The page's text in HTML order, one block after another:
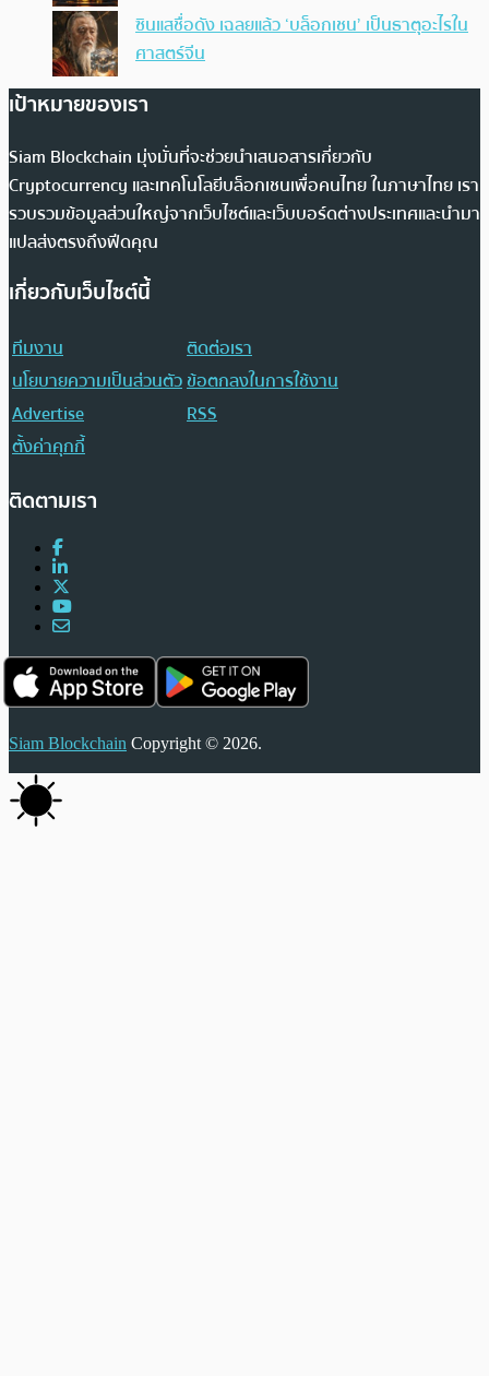
ซินแสชื่อดัง เฉลยแล้ว ‘บล็อกเชน’ เป็นธาตุอะไรใน
ศาสตร์จีน
เป้าหมายของเรา
Siam Blockchain มุ่งมั่นที่จะช่วยนำเสนอสารเกี่ยวกับ
Cryptocurrency และเทคโนโลยีบล็อกเชนเพื่อคนไทย ในภาษาไทย เรา
รวบรวมข้อมูลส่วนใหญ่จากเว็บไซต์และเว็บบอร์ดต่างประเทศและนำมา
แปลส่งตรงถึงฟีดคุณ
เกี่ยวกับเว็บไซต์นี้
ทีมงาน
ติดต่อเรา
นโยบายความเป็นส่วนตัวข้อตกลงในการใช้งาน
Advertise
RSS
ตั้งค่าคุกกี้
ติดตามเรา
Siam Blockchain Copyright © 2026.